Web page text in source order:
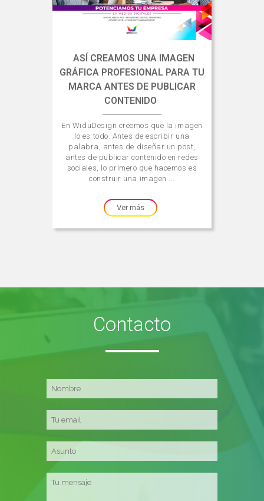
ASÍ CREAMOS UNA IMAGEN
GRÁFICA PROFESIONAL PARA TU
MARCA ANTES DE PUBLICAR
CONTENIDO
En WiduDesign creemos que la imagen
lo es todo. Antes de escribir una
palabra, antes de diseñar un post,
antes de publicar contenido en redes
sociales, lo primero que hacemos es
construir una imagen ...
Ver más
Contacto